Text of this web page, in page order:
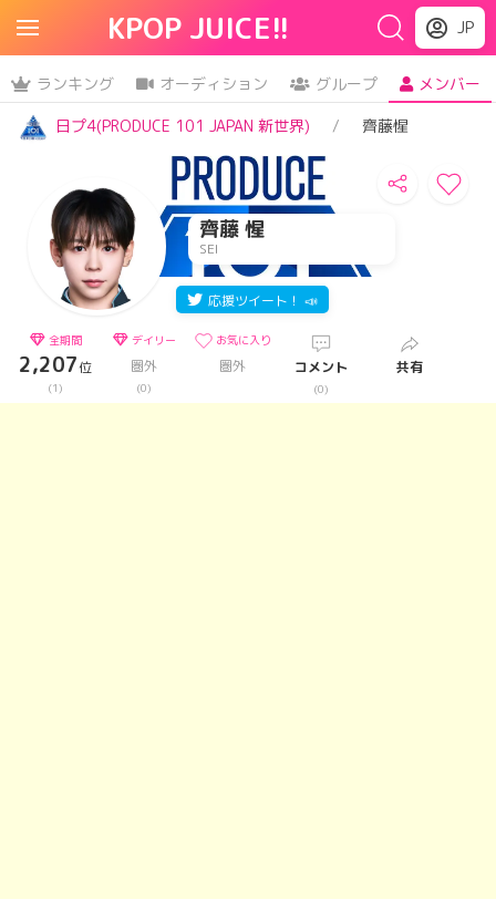
KPOP JUICE!! JP
ランキング オーディション グループ
メンバー
日プ4(PRODUCE 101 JAPAN 新世界)
齊藤惺
齊藤 惺
SEI
応援ツイート！ 📣
全期間
2,207位
(1)
デイリー
圏外
(0)
お気に入り
圏外 コメント
(0)
共有